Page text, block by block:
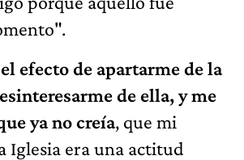
efecto de apartarme de la
de ella, y me
ya no creía, que mi
Iglesia era una actitud